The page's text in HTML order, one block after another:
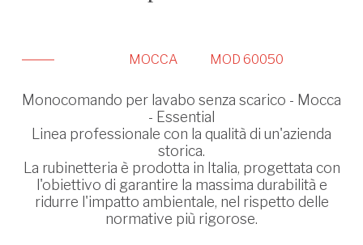
MOCCA MOD 60050
Monocomando per lavabo senza scarico - Mocca
- Essential
Linea professionale con la qualità di un'azienda
storica.
La rubinetteria è prodotta in Italia, progettata con
l'obiettivo di garantire la massima durabilità e
ridurre l'impatto ambientale, nel rispetto delle
normative più rigorose.